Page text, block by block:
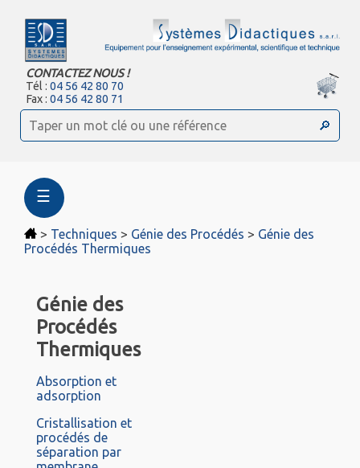
CONTACTEZ NOUS !
Tél :04 56 42 80 70
Fax :04 56 42 80 71
☰
> Techniques > Génie des Procédés > Génie des
Procédés Thermiques
Génie des
Procédés
Thermiques
Absorption et
adsorption
Cristallisation et
procédés de
séparation par